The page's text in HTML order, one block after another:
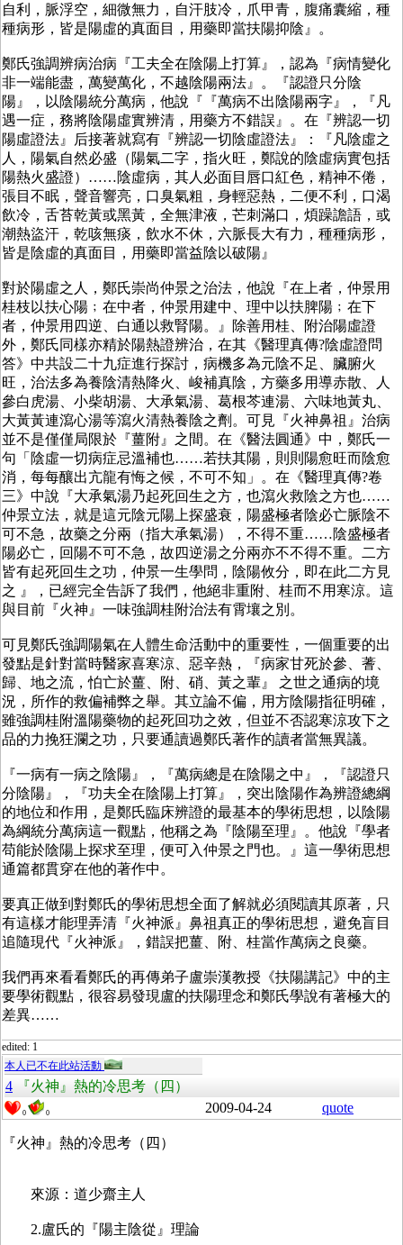
自利，脈浮空，細微無力，自汗肢冷，爪甲青，腹痛囊縮，種
種病形，皆是陽虛的真面目，用藥即當扶陽抑陰』。
鄭氏強調辨病治病『工夫全在陰陽上打算』，認為『病情變化
非一端能盡，萬變萬化，不越陰陽兩法』。『認證只分陰
陽』，以陰陽統分萬病，他說『『萬病不出陰陽兩字』，『凡
遇一症，務將陰陽虛實辨清，用藥方不錯誤』。在『辨認一切
陽虛證法』后接著就寫有『辨認一切陰虛證法』：『凡陰虛之
人，陽氣自然必盛（陽氣二字，指火旺，鄭說的陰虛病實包括
陽熱火盛證）……陰虛病，其人必面目唇口紅色，精神不倦，
張目不眠，聲音響亮，口臭氣粗，身輕惡熱，二便不利，口渴
飲冷，舌苔乾黃或黑黃，全無津液，芒刺滿口，煩躁譫語，或
潮熱盜汗，乾咳無痰，飲水不休，六脈長大有力，種種病形，
皆是陰虛的真面目，用藥即當益陰以破陽』
對於陽虛之人，鄭氏崇尚仲景之治法，他說『在上者，仲景用
桂枝以扶心陽﹔在中者，仲景用建中、理中以扶脾陽﹔在下
者，仲景用四逆、白通以救腎陽。』除善用桂、附治陽虛證
外，鄭氏同樣亦精於陽熱證辨治，在其《醫理真傳?陰虛證問
答》中共設二十九症進行探討，病機多為元陰不足、臟腑火
旺，治法多為養陰清熱降火、峻補真陰，方藥多用導赤散、人
參白虎湯、小柴胡湯、大承氣湯、葛根芩連湯、六味地黃丸、
大黃黃連瀉心湯等瀉火清熱養陰之劑。可見『火神鼻祖』治病
並不是僅僅局限於『薑附』之間。在《醫法圓通》中，鄭氏一
句「陰虛一切病症忌溫補也……若扶其陽，則則陽愈旺而陰愈
消，每每釀出亢龍有悔之候，不可不知」。在《醫理真傳?卷
三》中說『大承氣湯乃起死回生之方，也瀉火救陰之方也……
仲景立法，就是這元陰元陽上探盛衰，陽盛極者陰必亡脈陰不
可不急，故藥之分兩（指大承氣湯），不得不重……陰盛極者
陽必亡，回陽不可不急，故四逆湯之分兩亦不不得不重。二方
皆有起死回生之功，仲景一生學問，陰陽攸分，即在此二方見
之 』，已經完全告訴了我們，他絕非重附、桂而不用寒涼。這
與目前『火神』一味強調桂附治法有霄壤之別。
可見鄭氏強調陽氣在人體生命活動中的重要性，一個重要的出
發點是針對當時醫家喜寒涼、惡辛熱，『病家甘死於參、蓍、
歸、地之流，怕亡於薑、附、硝、黃之輩』 之世之通病的境
況，所作的救偏補弊之舉。其立論不偏，用方陰陽指征明確，
雖強調桂附溫陽藥物的起死回功之效，但並不否認寒涼攻下之
品的力挽狂瀾之功，只要通讀過鄭氏著作的讀者當無異議。
『一病有一病之陰陽』，『萬病總是在陰陽之中』，『認證只
分陰陽』，『功夫全在陰陽上打算』，突出陰陽作為辨證總綱
的地位和作用，是鄭氏臨床辨證的最基本的學術思想，以陰陽
為綱統分萬病這一觀點，他稱之為『陰陽至理』。他說『學者
苟能於陰陽上探求至理，便可入仲景之門也。』這一學術思想
通篇都貫穿在他的著作中。
要真正做到對鄭氏的學術思想全面了解就必須閱讀其原著，只
有這樣才能理弄清『火神派』鼻祖真正的學術思想，避免盲目
追隨現代『火神派』，錯誤把薑、附、桂當作萬病之良藥。
我們再來看看鄭氏的再傳弟子盧崇漢教授《扶陽講記》中的主
要學術觀點，很容易發現盧的扶陽理念和鄭氏學說有著極大的
差異……
edited: 1
本人已不在此站活動
4 『火神』熱的冷思考（四）
0 0 2009-04-24 quote
『火神』熱的冷思考（四）
來源：道少齋主人
2.盧氏的『陽主陰從』理論